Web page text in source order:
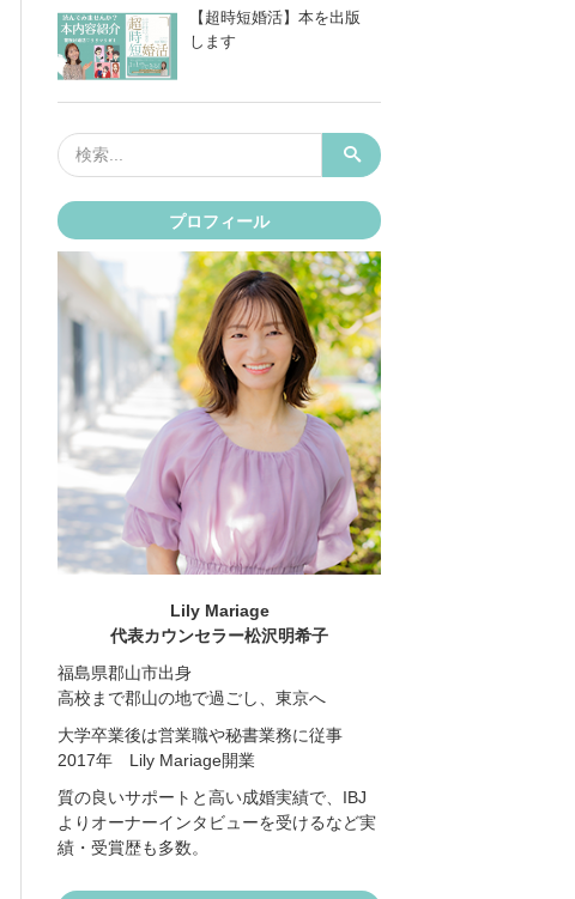
LINEで送る
【超時短婚活】本を出版
します
プロフィール
Lily Mariage
代表カウンセラー松沢明希子
福島県郡山市出身
高校まで郡山の地で過ごし、東京へ
大学卒業後は営業職や秘書業務に従事
2017年 Lily Mariage開業
質の良いサポートと高い成婚実績で、IBJ
よりオーナーインタビューを受けるなど実
績・受賞歴も多数。